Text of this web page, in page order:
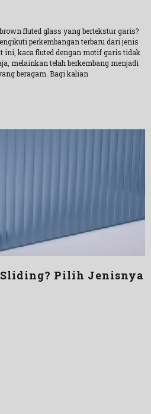
fluted glass yang bertekstur garis?
perkembangan terbaru dari jenis
ini, kaca fluted dengan motif garis tidak
melainkan telah berkembang menjadi
beragam. Bagi kalian
Sliding? Pilih Jenisnya